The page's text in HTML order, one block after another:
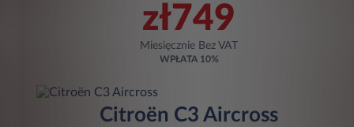
zł749
Miesięcznie Bez VAT
WPŁATA 10%
Citroën C3 Aircross